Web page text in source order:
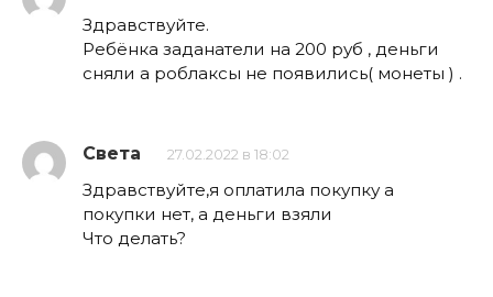
Здравствуйте.
Ребёнка заданатели на 200 руб , деньги
сняли а роблаксы не появились( монеты ) .
Света 27.02.2022 в 18:02
Здравствуйте,я оплатила покупку а
покупки нет, а деньги взяли
Что делать?